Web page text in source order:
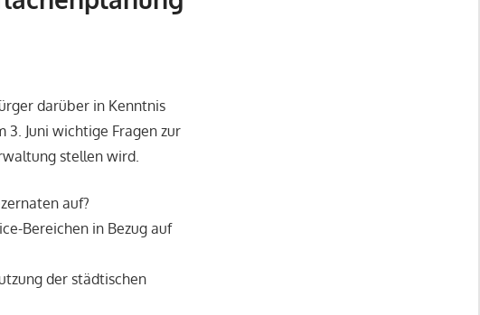
darüber in Kenntnis
3. Juni wichtige Fragen zur
stellen wird.
auf?
Bereichen in Bezug auf
der städtischen